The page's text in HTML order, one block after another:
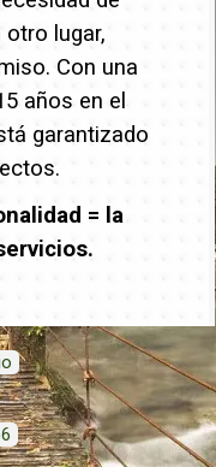
lugar,
Con una
años en el
garantizado
= la